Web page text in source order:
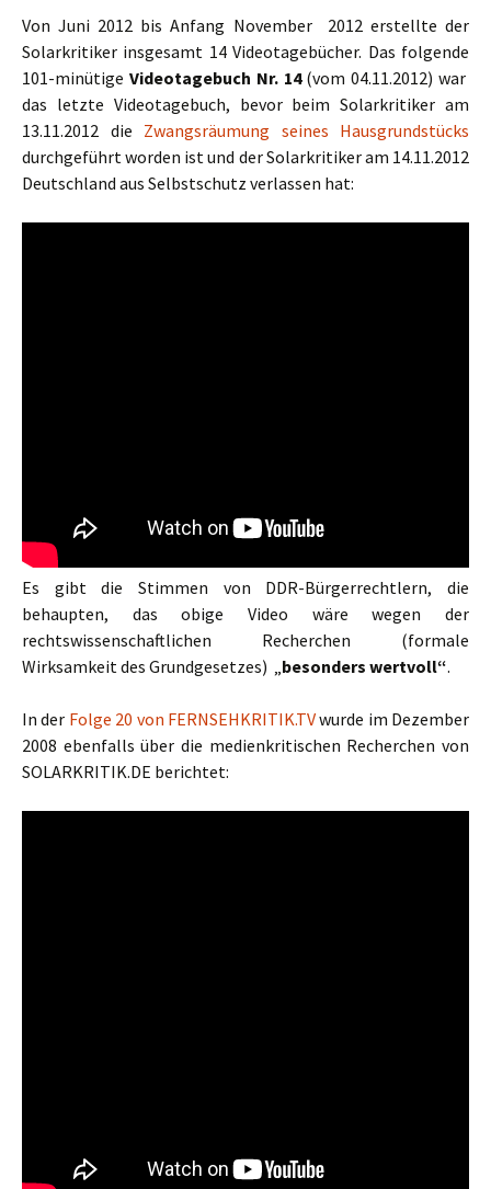
Von Juni 2012 bis Anfang November 2012 erstellte der
Solarkritiker insgesamt 14 Videotagebücher. Das folgende
101-minütige Videotagebuch Nr. 14(vom 04.11.2012) war
das letzte Videotagebuch, bevor beim Solarkritiker am
13.11.2012 die Zwangsräumung seines Hausgrundstücks
durchgeführt worden ist und der Solarkritiker am 14.11.2012
Deutschland aus Selbstschutz verlassen hat:
Es gibt die Stimmen von DDR-Bürgerrechtlern, die
behaupten, das obige Video wäre wegen der
rechtswissenschaftlichen Recherchen (formale
Wirksamkeit des Grundgesetzes) „besonders wertvoll“.
In der Folge 20 von FERNSEHKRITIK.TVwurde im Dezember
2008 ebenfalls über die medienkritischen Recherchen von
SOLARKRITIK.DE berichtet: